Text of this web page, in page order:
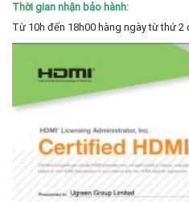
Thời gian nhận bảo hành:
Từ 10h đến 18h00 hàng ngày từ thứ 2